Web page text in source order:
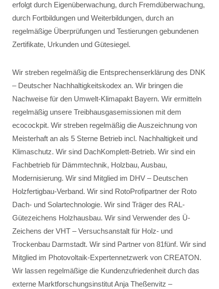
erfolgt durch Eigenüberwachung, durch Fremdüberwachung,
durch Fortbildungen und Weiterbildungen, durch an
regelmäßige Überprüfungen und Testierungen gebundenen
Zertifikate, Urkunden und Gütesiegel.
Wir streben regelmäßig die Entsprechenserklärung des DNK
– Deutscher Nachhaltigkeitskodex an. Wir bringen die
Nachweise für den Umwelt-Klimapakt Bayern. Wir ermitteln
regelmäßig unsere Treibhausgasemissionen mit dem
ecocockpit. Wir streben regelmäßig die Auszeichnung von
Meisterhaft an als 5 Sterne Betrieb incl. Nachhaltigkeit und
Klimaschutz. Wir sind DachKomplett-Betrieb. Wir sind ein
Fachbetrieb für Dämmtechnik, Holzbau, Ausbau,
Modernisierung. Wir sind Mitglied im DHV – Deutschen
Holzfertigbau-Verband. Wir sind RotoProfipartner der Roto
Dach- und Solartechnologie. Wir sind Träger des RAL-
Gütezeichens Holzhausbau. Wir sind Verwender des Ü-
Zeichens der VHT – Versuchsanstalt für Holz- und
Trockenbau Darmstadt. Wir sind Partner von 81fünf. Wir sind
Mitglied im Photovoltaik-Expertennetzwerk von CREATON.
Wir lassen regelmäßige die Kundenzufriedenheit durch das
externe Marktforschungsinstitut Anja Theßenvitz –